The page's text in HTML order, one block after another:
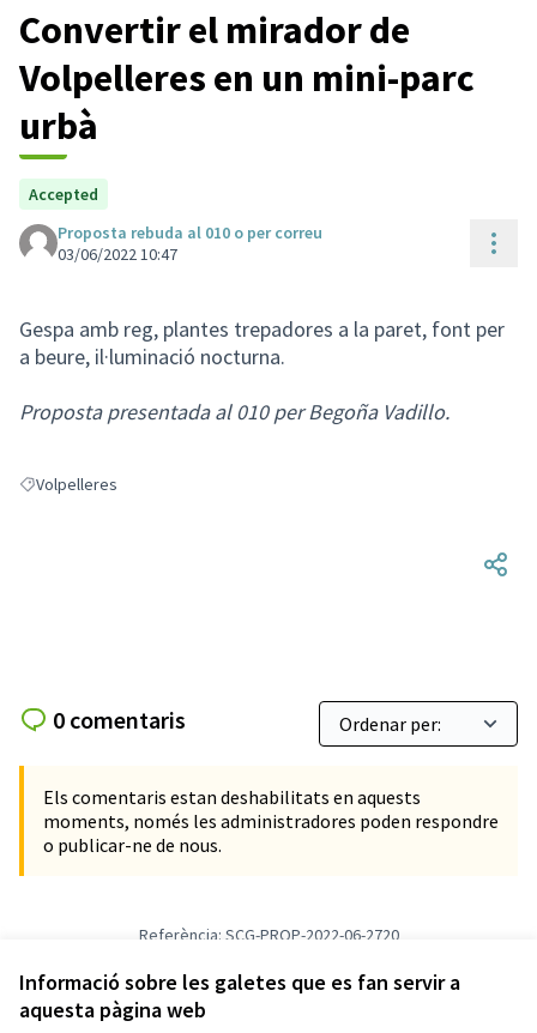
Informació sobre les galetes que es fan servir a
aquesta pàgina web
Convertir el mirador de
Volpelleres en un mini-parc
urbà
Accepted
Proposta rebuda al 010 o per correu
03/06/2022 10:47
Gespa amb reg, plantes trepadores a la paret, font per
a beure, il·luminació nocturna.
Proposta presentada al 010 per Begoña Vadillo.
Resultats en filtrar per: Volpelleres
Volpelleres
0 comentaris
Els comentaris estan deshabilitats en aquests
moments, només les administradores poden respondre
o publicar-ne de nous.
Referència: SCG-PROP-2022-06-2720
Verifica l'empremta digital